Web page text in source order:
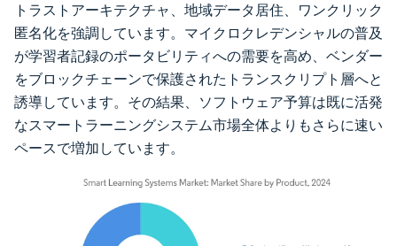
トラストアーキテクチャ、地域データ居住、ワンクリック
匿名化を強調しています。マイクロクレデンシャルの普及
が学習者記録のポータビリティへの需要を高め、ベンダー
をブロックチェーンで保護されたトランスクリプト層へと
誘導しています。その結果、ソフトウェア予算は既に活発
なスマートラーニングシステム市場全体よりもさらに速い
ペースで増加しています。